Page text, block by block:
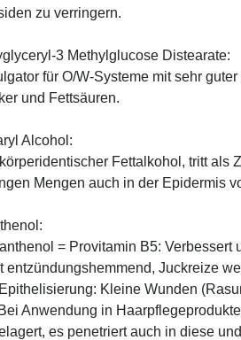
zu verringern.
3 Methylglucose Distearate:
für O/W-Systeme mit sehr
und Fettsäuren.
Alcohol:
Fettalkohol, tritt als
Mengen auch in der Epidermis
= Provitamin B5:
entzündungshemmend, Juckreize
Kleine Wunden
Anwendung in
es penetriert auch in diese